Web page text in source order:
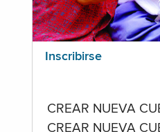
Inscribirse
CREAR NUEVA
CREAR NUEVA